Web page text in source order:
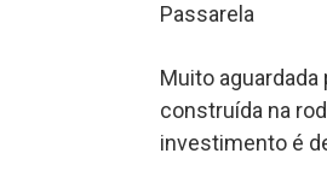
Passarela
Muito
construída na
investimento é